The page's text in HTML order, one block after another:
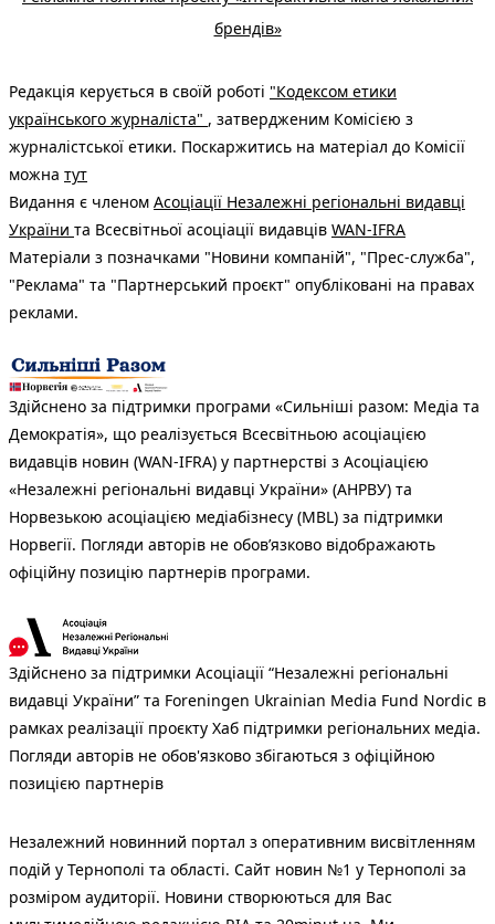
брендів»
Редакція керується в своїй роботі "Кодексом етики
українського журналіста" , затвердженим Комісією з
журналістської етики. Поскаржитись на матеріал до Комісії
можна тут
Видання є членом Асоціації Незалежні регіональні видавці
України та Всесвітньої асоціації видавців WAN-IFRA
Матеріали з позначками "Новини компаній", "Прес-служба",
"Реклама" та "Партнерський проєкт" опубліковані на правах
реклами.
Здійснено за підтримки програми «Сильніші разом: Медіа та
Демократія», що реалізується Всесвітньою асоціацією
видавців новин (WAN-IFRA) у партнерстві з Асоціацією
«Незалежні регіональні видавці України» (АНРВУ) та
Норвезькою асоціацією медіабізнесу (MBL) за підтримки
Норвегії. Погляди авторів не обов’язково відображають
офіційну позицію партнерів програми.
Здійснено за підтримки Асоціації “Незалежні регіональні
видавці України” та Foreningen Ukrainian Media Fund Nordic в
рамках реалізації проєкту Хаб підтримки регіональних медіа.
Погляди авторів не обов'язково збігаються з офіційною
позицією партнерів
Незалежний новинний портал з оперативним висвітленням
подій у Тернополі та області. Сайт новин №1 у Тернополі за
розміром аудиторії. Новини створюються для Вас